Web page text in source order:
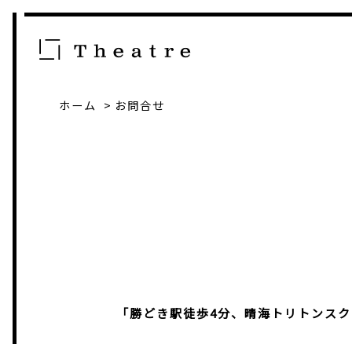
ホーム お問合せ
「勝どき駅徒歩4分、晴海トリトンス